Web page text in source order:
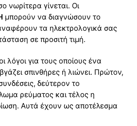
νωρίτερα γίνεται. Οι
μπορούν να διαγνώσουν το
τα ηλεκτρολογικά σας
σε προσιτή τιμή.
λόγοι για τους οποίους ένα
σπινθήρες ή λιώνει. Πρώτον,
δεύτερον το
ρεύματος και τέλος η
Αυτά έχουν ως αποτέλεσμα